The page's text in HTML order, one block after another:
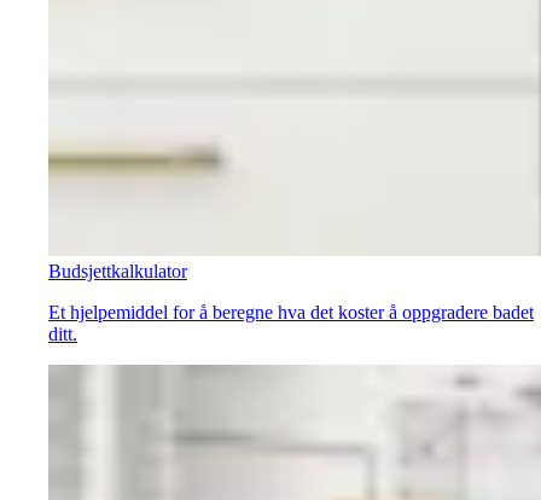
Budsjettkalkulator
Et hjelpemiddel for å beregne hva det koster å oppgradere badet
ditt.